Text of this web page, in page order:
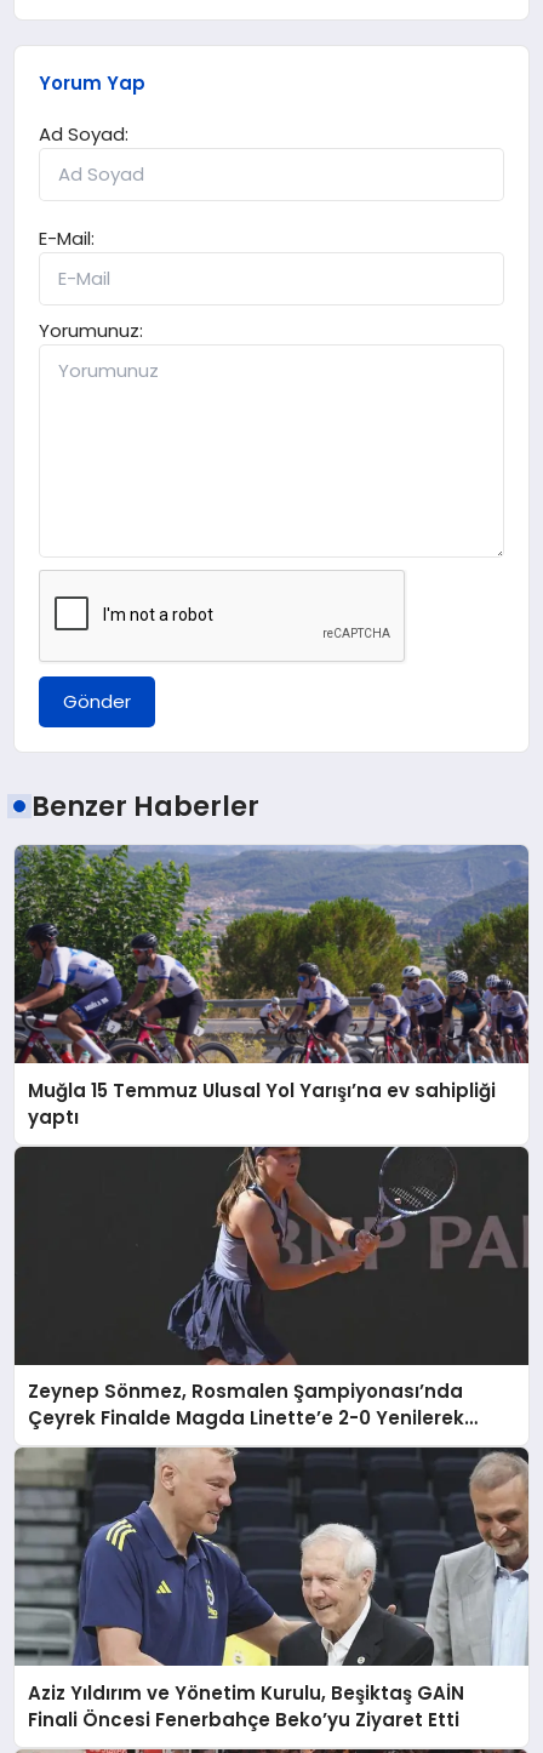
Yorum Yap
Ad Soyad:
E-Mail:
Yorumunuz:
Gönder
Benzer Haberler
Muğla 15 Temmuz Ulusal Yol Yarışı’na ev sahipliği
yaptı
Zeynep Sönmez, Rosmalen Şampiyonası’nda
Çeyrek Finalde Magda Linette’e 2-0 Yenilerek
Elendi
Aziz Yıldırım ve Yönetim Kurulu, Beşiktaş GAİN
Finali Öncesi Fenerbahçe Beko’yu Ziyaret Etti